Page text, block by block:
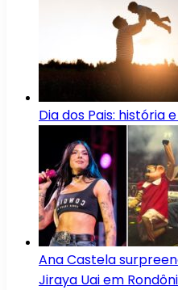
Dia dos Pais: história
Ana Castela
Jiraya Uai em